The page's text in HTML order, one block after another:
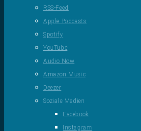
RSS-Feed
Apple Podcasts
Spotify
YouTube
Audio Now
Amazon Music
Deezer
Soziale Medien
Facebook
Instagram